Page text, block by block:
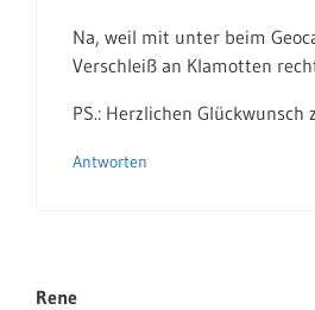
Na, weil mit unter beim
Verschleiß an Klamotten
PS.: Herzlichen Glückwunsch
Antworten
Rene